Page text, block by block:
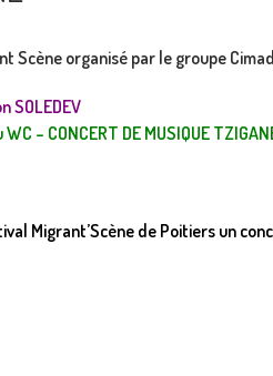
Scène organisé par le groupe
SOLEDEV
– CONCERT DE MUSIQUE
Migrant’Scène de Poitiers un